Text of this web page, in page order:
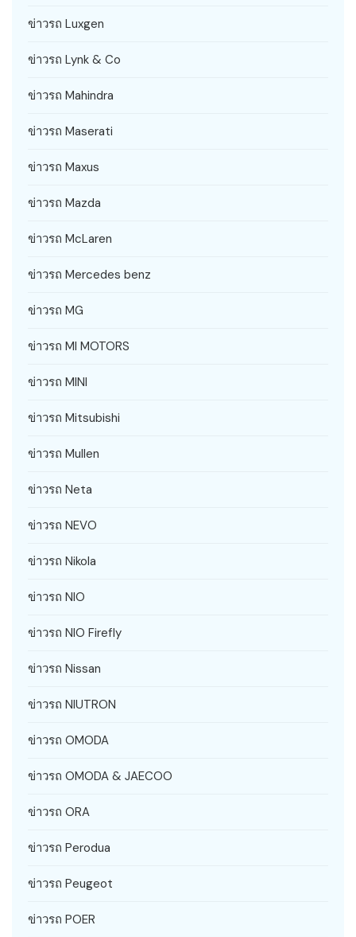
ข่าวรถ Luxgen
ข่าวรถ Lynk & Co
ข่าวรถ Mahindra
ข่าวรถ Maserati
ข่าวรถ Maxus
ข่าวรถ Mazda
ข่าวรถ McLaren
ข่าวรถ Mercedes benz
ข่าวรถ MG
ข่าวรถ MI MOTORS
ข่าวรถ MINI
ข่าวรถ Mitsubishi
ข่าวรถ Mullen
ข่าวรถ Neta
ข่าวรถ NEVO
ข่าวรถ Nikola
ข่าวรถ NIO
ข่าวรถ NIO Firefly
ข่าวรถ Nissan
ข่าวรถ NIUTRON
ข่าวรถ OMODA
ข่าวรถ OMODA & JAECOO
ข่าวรถ ORA
ข่าวรถ Perodua
ข่าวรถ Peugeot
ข่าวรถ POER